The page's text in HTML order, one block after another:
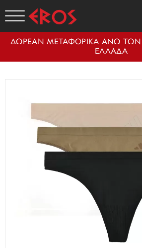
ΔΩΡΕΑΝ ΜΕΤΑΦΟΡΙΚΑ ΑΝΩ
ΕΛΛΑΔΑ